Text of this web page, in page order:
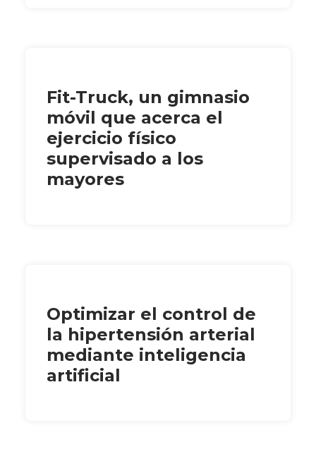
Fit-Truck, un gimnasio
móvil que acerca el
ejercicio físico
supervisado a los
mayores
Optimizar el control de
la hipertensión arterial
mediante inteligencia
artificial